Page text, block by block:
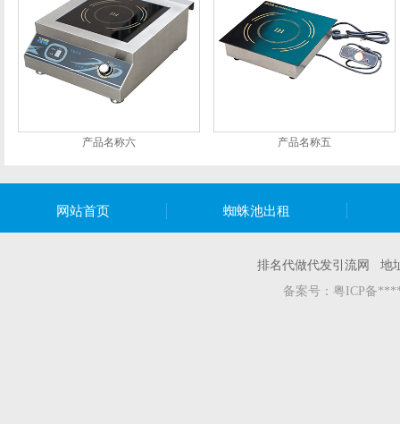
产品名称六 产品名称五
网站首页 蜘蛛池出租
排名代做代发引流网 地
备案号： 粤ICP备